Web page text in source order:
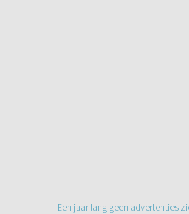
Een jaar lang geen advertenties